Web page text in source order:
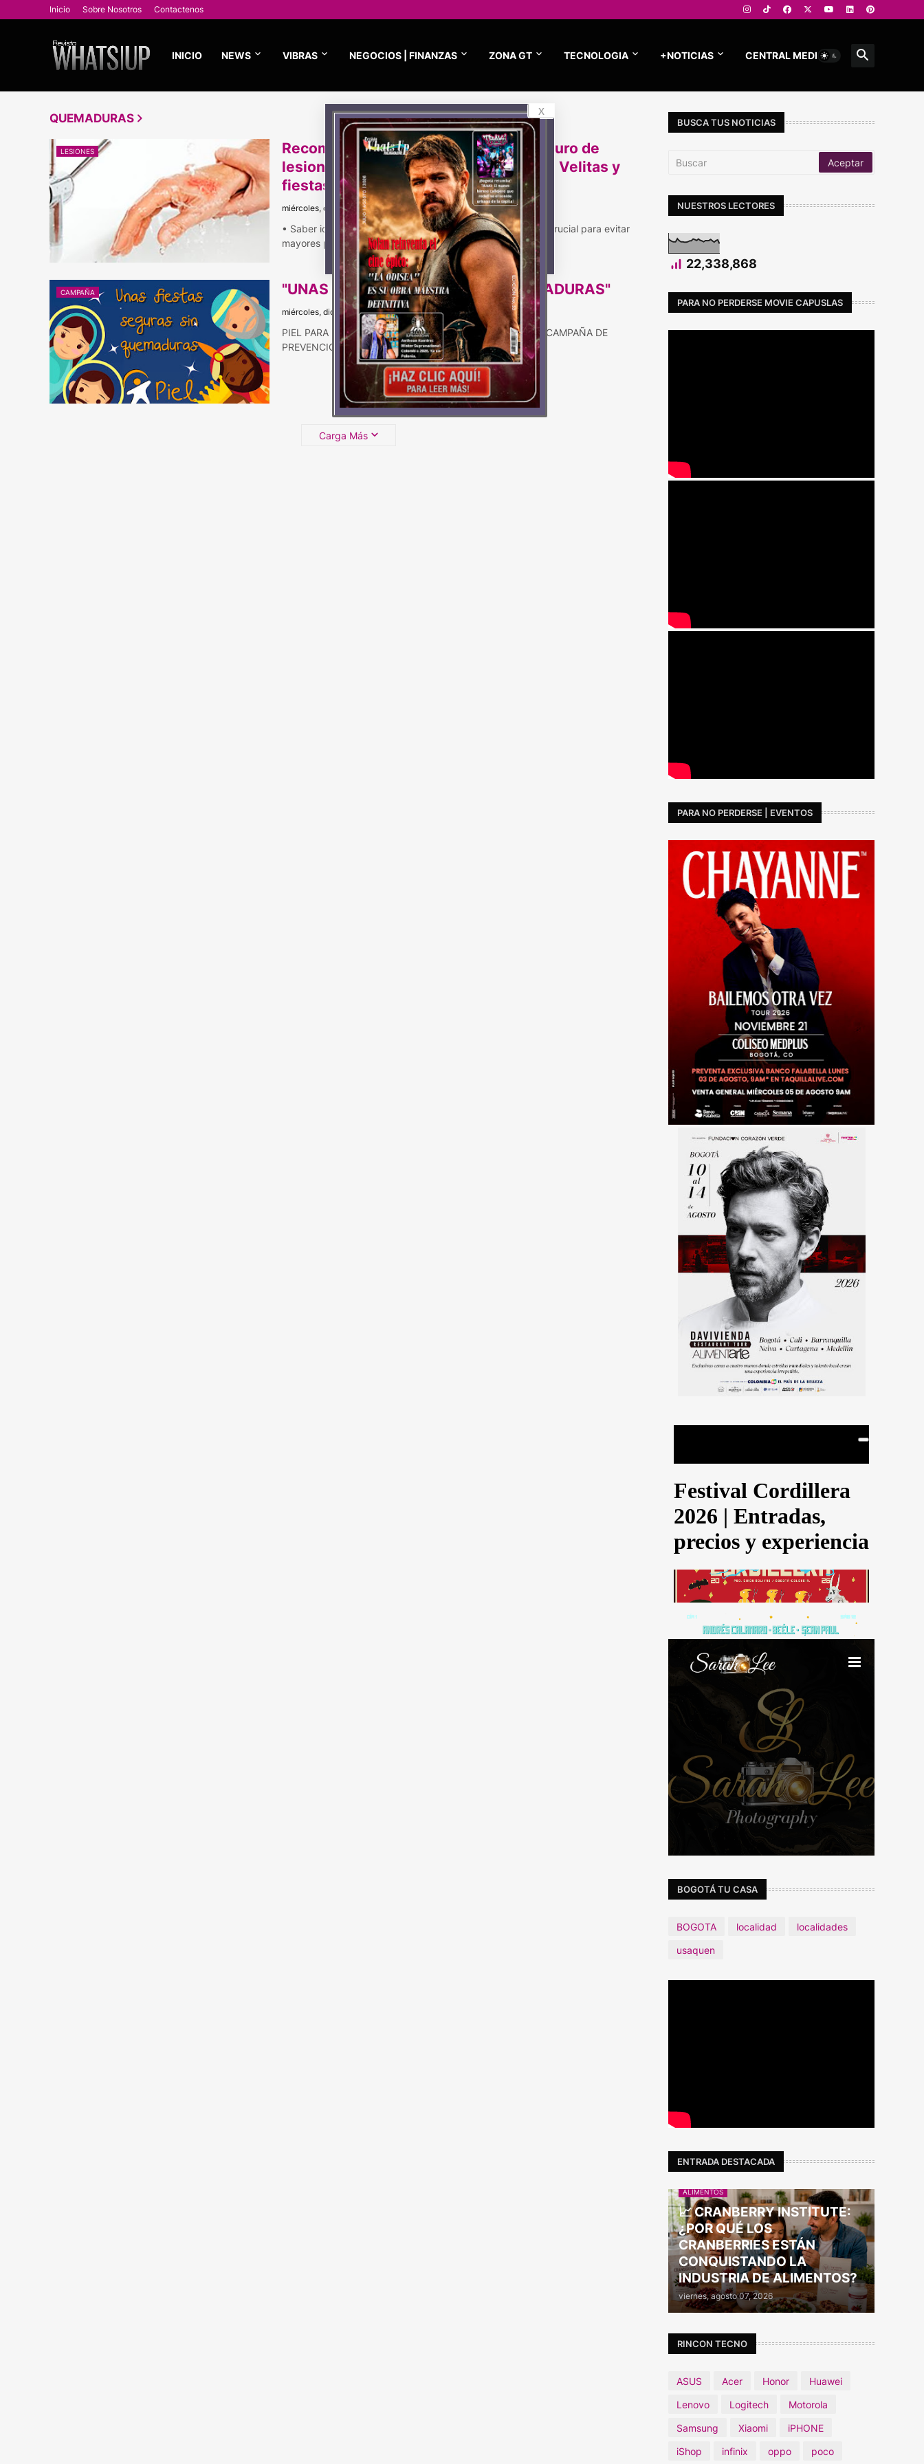
Inicio Sobre Nosotros Contactenos
INICIO NEWS VIBRAS NEGOCIOS | FINANZAS ZONA GT TECNOLOGIA +NOTICIAS CENTRAL MEDIOS
QUEMADURAS
LESIONES
Recomendaciones para un manejo seguro de
lesiones menores durante el Día de las Velitas y
fiestas decembrinas
miércoles, diciembre 11, 2024
• Saber identificar los signos de infección en una herida es crucial para evitar
mayores probl…
CAMPAÑA "UNAS FIESTAS SEGURAS, SIN QUEMADURAS"
miércoles, diciembre 06, 2023
PIEL PARA RENACER FUNDACIÓN DEL QUEMADO LANZA CAMPAÑA DE
PREVENCIÓN DE QUEMADURAS EN ÉPOCA DECEM…
Carga Más
BUSCA TUS NOTICIAS
NUESTROS LECTORES
22,338,868
PARA NO PERDERSE MOVIE CAPUSLAS
PARA NO PERDERSE | EVENTOS
BOGOTÁ TU CASA
BOGOTA localidad
localidades
usaquen
ENTRADA DESTACADA
ALIMENTOS
📈 CRANBERRY INSTITUTE:
¿POR QUÉ LOS
CRANBERRIES ESTÁN
CONQUISTANDO LA
INDUSTRIA DE ALIMENTOS?
viernes, agosto 07, 2026
RINCON TECNO
ASUS Acer Honor
Huawei
Lenovo
Logitech
Motorola
Samsung
Xiaomi
iPHONE
iShop
infinix oppo poco
x